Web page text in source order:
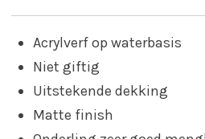
Acrylverf op waterbasis
Niet giftig
Uitstekende dekking
Matte finish